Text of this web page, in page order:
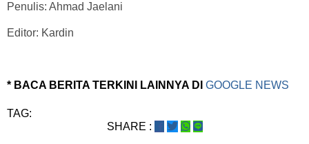
Penulis: Ahmad Jaelani
Editor: Kardin
* BACA BERITA TERKINI LAINNYA DI GOOGLE NEWS
TAG:
SHARE :